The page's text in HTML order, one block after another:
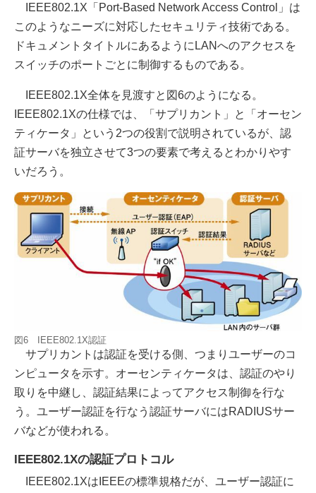
IEEE802.1X「Port-Based Network Access Control」は
このようなニーズに対応したセキュリティ技術である。
ドキュメントタイトルにあるようにLANへのアクセスを
スイッチのポートごとに制御するものである。
IEEE802.1X全体を見渡すと図6のようになる。
IEEE802.1Xの仕様では、「サプリカント」と「オーセン
ティケータ」という2つの役割で説明されているが、認
証サーバを独立させて3つの要素で考えるとわかりやす
いだろう。
図6 IEEE802.1X認証
サプリカントは認証を受ける側、つまりユーザーのコ
ンピュータを示す。オーセンティケータは、認証のやり
取りを中継し、認証結果によってアクセス制御を行な
う。ユーザー認証を行なう認証サーバにはRADIUSサー
バなどが使われる。
IEEE802.1Xの認証プロトコル
IEEE802.1XはIEEEの標準規格だが、ユーザー認証に